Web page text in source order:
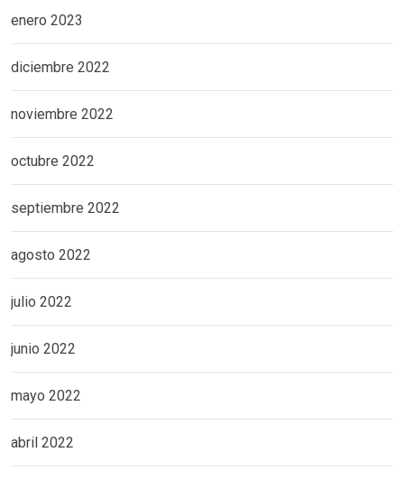
enero 2023
diciembre 2022
noviembre 2022
octubre 2022
septiembre 2022
agosto 2022
julio 2022
junio 2022
mayo 2022
abril 2022